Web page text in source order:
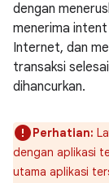
dengan
menerima intent
Internet, dan
transaksi
dihancurkan.
Perhatian:
dengan aplikasi
utama aplikasi